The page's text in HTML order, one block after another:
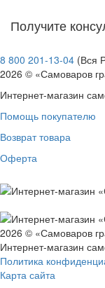
Получите
8 800 201-13-04 (Вся
2026 © «Самоваров
Интернет-магазин
Помощь покупателю
Возврат товара
Оферта
2026 © «Самоваров
Интернет-магазин
Политика
Карта сайта